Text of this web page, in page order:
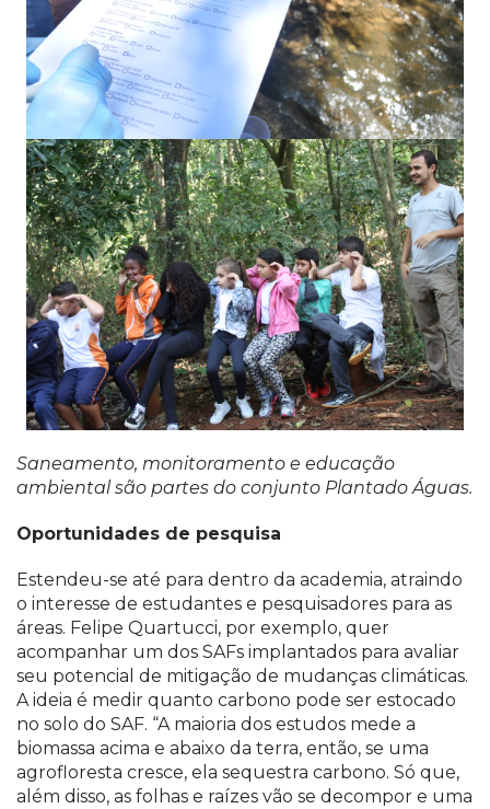
Saneamento, monitoramento e educação
ambiental são partes do conjunto Plantado Águas.
Oportunidades de pesquisa
Estendeu-se até para dentro da academia, atraindo
o interesse de estudantes e pesquisadores para as
áreas. Felipe Quartucci, por exemplo, quer
acompanhar um dos SAFs implantados para avaliar
seu potencial de mitigação de mudanças climáticas.
A ideia é medir quanto carbono pode ser estocado
no solo do SAF. “A maioria dos estudos mede a
biomassa acima e abaixo da terra, então, se uma
agrofloresta cresce, ela sequestra carbono. Só que,
além disso, as folhas e raízes vão se decompor e uma